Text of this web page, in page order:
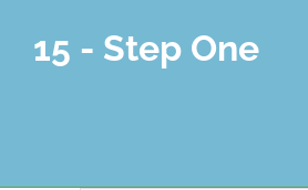
15 - Step One